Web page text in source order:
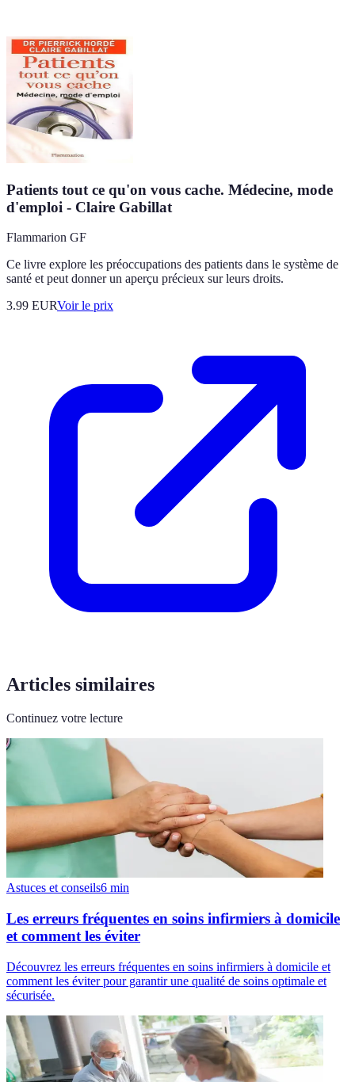
Patients tout ce qu'on vous cache. Médecine, mode
d'emploi - Claire Gabillat
Flammarion GF
Ce livre explore les préoccupations des patients dans le système de
santé et peut donner un aperçu précieux sur leurs droits.
3.99 EURVoir le prix
Articles similaires
Continuez votre lecture
Astuces et conseils6 min
Les erreurs fréquentes en soins infirmiers à domicile
et comment les éviter
Découvrez les erreurs fréquentes en soins infirmiers à domicile et
comment les éviter pour garantir une qualité de soins optimale et
sécurisée.